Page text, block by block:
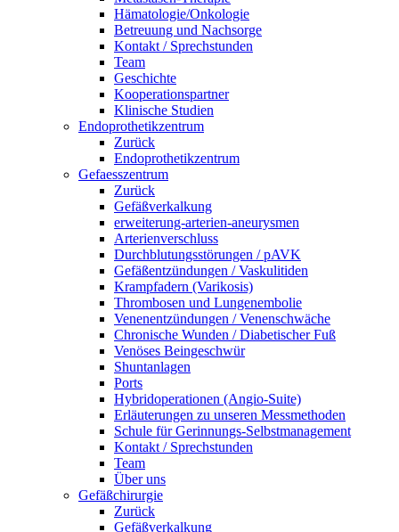
Hämatologie/Onkologie
Betreuung und Nachsorge
Kontakt / Sprechstunden
Team
Geschichte
Kooperationspartner
Klinische Studien
Endoprothetikzentrum
Zurück
Endoprothetikzentrum
Gefaesszentrum
Zurück
Gefäßverkalkung
erweiterung-arterien-aneurysmen
Arterienverschluss
Durchblutungsstörungen / pAVK
Gefäßentzündungen / Vaskulitiden
Krampfadern (Varikosis)
Thrombosen und Lungenembolie
Venenentzündungen / Venenschwäche
Chronische Wunden / Diabetischer Fuß
Venöses Beingeschwür
Shuntanlagen
Ports
Hybridoperationen (Angio-Suite)
Erläuterungen zu unseren Messmethoden
Schule für Gerinnungs-Selbstmanagement
Kontakt / Sprechstunden
Team
Über uns
Gefäßchirurgie
Zurück
Gefäßverkalkung